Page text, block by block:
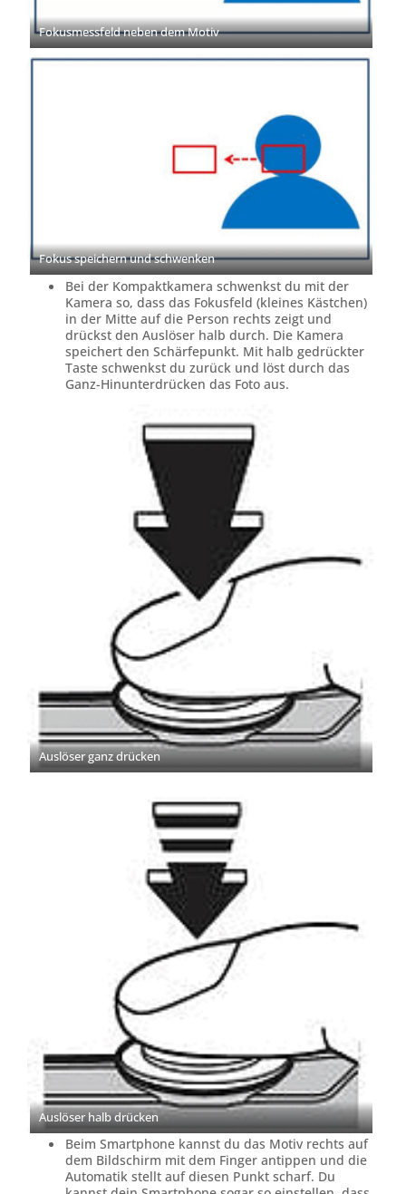
Fokusmessfeld neben dem Motiv
Fokus speichern und schwenken
Bei der Kompaktkamera schwenkst du mit der
Kamera so, dass das Fokusfeld (kleines Kästchen)
in der Mitte auf die Person rechts zeigt und
drückst den Auslöser halb durch. Die Kamera
speichert den Schärfepunkt. Mit halb gedrückter
Taste schwenkst du zurück und löst durch das
Ganz-Hinunterdrücken das Foto aus.
Auslöser ganz drücken
Auslöser halb drücken
Beim Smartphone kannst du das Motiv rechts auf
dem Bildschirm mit dem Finger antippen und die
Automatik stellt auf diesen Punkt scharf. Du